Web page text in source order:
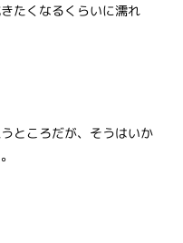
たくなるくらいに濡れ
ところだが、そうはいか